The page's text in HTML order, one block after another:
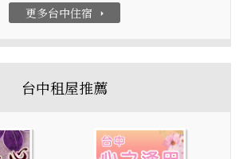
更多台中住宿 arrow_right
台中租屋推薦